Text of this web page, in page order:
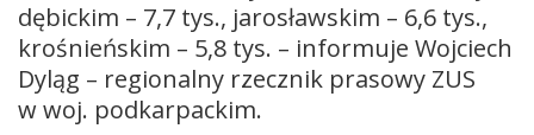
dębickim – 7,7 tys., jarosławskim – 6,6 tys.,
krośnieńskim – 5,8 tys. – informuje Wojciech
Dyląg – regionalny rzecznik prasowy ZUS
w woj. podkarpackim.